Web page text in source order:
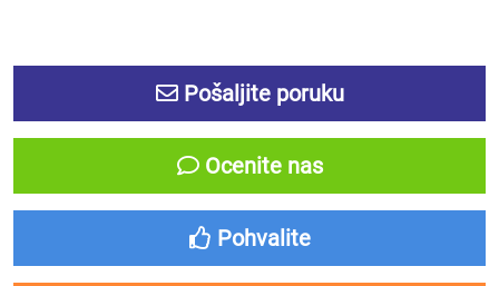
Pošaljite poruku
Ocenite nas
Pohvalite